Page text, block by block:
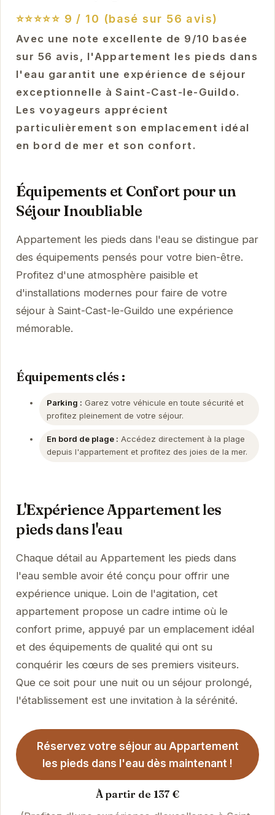
⭐⭐⭐⭐⭐ 9 / 10 (basé sur 56 avis)
Avec une note excellente de 9/10 basée
sur 56 avis, l'Appartement les pieds dans
l'eau garantit une expérience de séjour
exceptionnelle à Saint-Cast-le-Guildo.
Les voyageurs apprécient
particulièrement son emplacement idéal
en bord de mer et son confort.
Équipements et Confort pour un
Séjour Inoubliable
Appartement les pieds dans l'eau se distingue par
des équipements pensés pour votre bien-être.
Profitez d'une atmosphère paisible et
d'installations modernes pour faire de votre
séjour à Saint-Cast-le-Guildo une expérience
mémorable.
Équipements clés :
Parking : Garez votre véhicule en toute sécurité et
profitez pleinement de votre séjour.
En bord de plage : Accédez directement à la plage
depuis l'appartement et profitez des joies de la mer.
L'Expérience Appartement les
pieds dans l'eau
Chaque détail au Appartement les pieds dans
l'eau semble avoir été conçu pour offrir une
expérience unique. Loin de l'agitation, cet
appartement propose un cadre intime où le
confort prime, appuyé par un emplacement idéal
et des équipements de qualité qui ont su
conquérir les cœurs de ses premiers visiteurs.
Que ce soit pour une nuit ou un séjour prolongé,
l'établissement est une invitation à la sérénité.
Réservez votre séjour au Appartement
les pieds dans l'eau dès maintenant !
À partir de 137 €